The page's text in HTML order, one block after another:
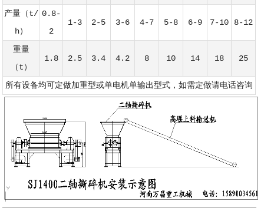
产量（t/
h）
0.8-
2
1-3 2-5 3-6 4-7 5-8 6-9 7-10 8-12
重量
（t）
1.8 2.5 3.4 4.2 8 10 14 18 25
所有设备均可定做加重型或单电机单输出型式，如需定做请电话咨询